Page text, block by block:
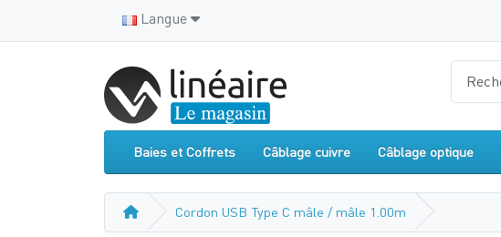
Langue
Baies et Coffrets Câblage cuivre Câblage optique
Cordon USB Type C mâle / mâle 1.00m